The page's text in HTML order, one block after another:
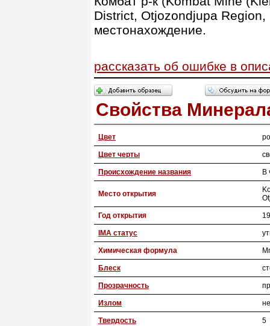
District, Otjozondjupa
местонахождение.
рассказать об ошибке в
Свойства
Цвет
Цвет черты
Происхождение названия В
Место открытия
Год открытия
IMA статус
Химическая формула
Блеск
Прозрачность
Излом
Твердость 5